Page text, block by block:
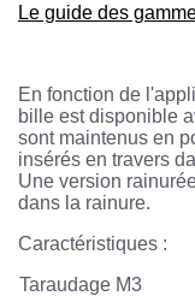
Le guide des
En fonction de
bille est disponible
sont maintenus en
insérés en travers
Une version
dans la rainure.
Caractéristiques :
Taraudage M3